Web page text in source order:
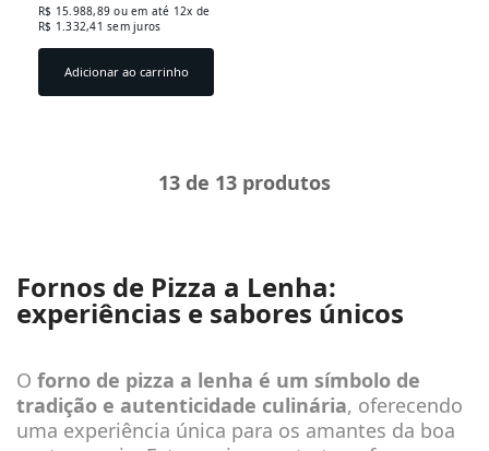
R$ 15.988,89ou em até 12x de
R$ 1.332,41 sem juros
Adicionar ao carrinho
13 de 13 produtos
Fornos de Pizza a Lenha:
experiências e sabores únicos
O forno de pizza a lenha é um símbolo de
tradição e autenticidade culinária, oferecendo
uma experiência única para os amantes da boa